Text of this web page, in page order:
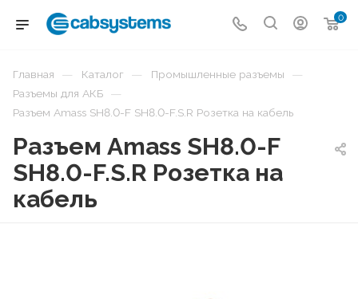
0
Главная — Каталог — Промышленные разъемы —
Разъемы для АКБ —
Разъем Amass SH8.0-F SH8.0-F.S.R Розетка на кабель
Разъем Amass SH8.0-F
SH8.0-F.S.R Розетка на
кабель